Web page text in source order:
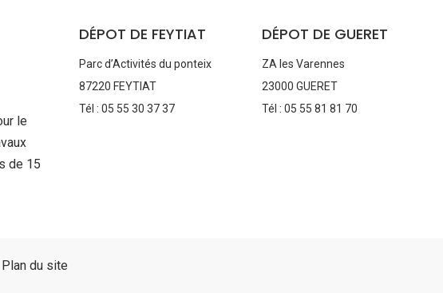
le
de 15
DÉPOT DE FEYTIAT
Parc d’Activités du ponteix
87220 FEYTIAT
Tél : 05 55 30 37 37
DÉPOT DE GUERET
ZA les Varennes
23000 GUERET
Tél : 05 55 81 81 70
Plan du site